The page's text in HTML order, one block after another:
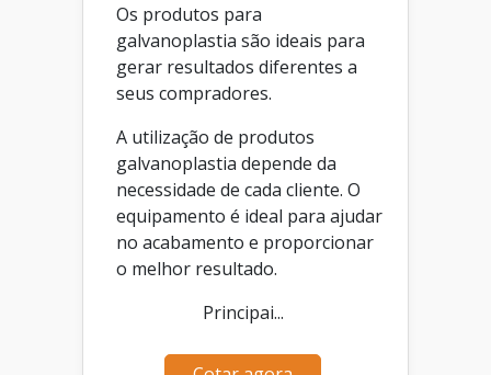
Os produtos para
galvanoplastia são ideais para
gerar resultados diferentes a
seus compradores.
A utilização de produtos
galvanoplastia depende da
necessidade de cada cliente. O
equipamento é ideal para ajudar
no acabamento e proporcionar
o melhor resultado.
Principai...